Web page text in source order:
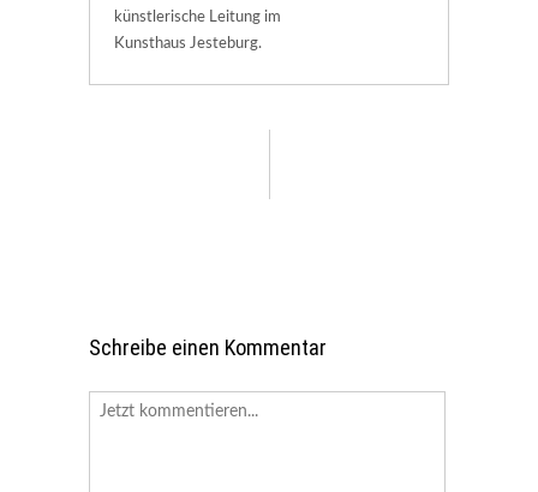
künstlerische Leitung im
Kunsthaus Jesteburg.
Schreibe einen Kommentar